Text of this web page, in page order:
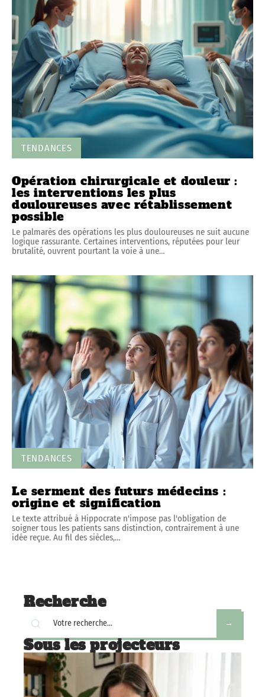
TENDANCES
Opération chirurgicale et douleur :
les interventions les plus
douloureuses avec rétablissement
possible
Le palmarès des opérations les plus douloureuses ne suit aucune
logique rassurante. Certaines interventions, réputées pour leur
brutalité, ouvrent pourtant la voie à une…
TENDANCES
Le serment des futurs médecins :
origine et signification
Le texte attribué à Hippocrate n'impose pas l'obligation de
soigner tous les patients sans distinction, contrairement à une
idée reçue. Au fil des siècles,…
Recherche
Sous les projecteurs